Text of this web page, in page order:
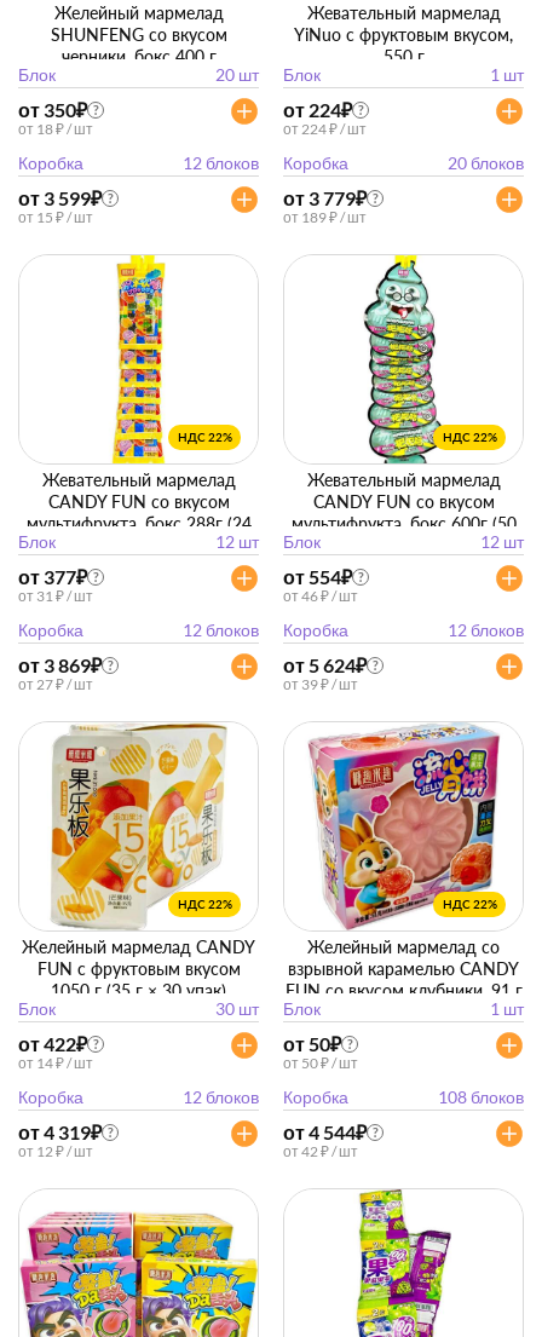
Желейный мармелад
SHUNFENG со вкусом
черники, бокс 400 г
Блок 20 шт
от 350₽ ?
от 18 ₽ / шт
Коробка 12 блоков
от 3 599₽ ?
от 15 ₽ / шт
Жевательный мармелад
YiNuo с фруктовым вкусом,
550 г
Блок
1 шт
от 224₽ ?
от 224 ₽ / шт
Коробка 20 блоков
от 3 779₽ ?
от 189 ₽ / шт
НДС 22%
Жевательный мармелад
CANDY FUN со вкусом
мультифрукта, бокс 288г (24
Блок 12 шт
от 377₽ ?
от 31 ₽ / шт
Коробка 12 блоков
от 3 869₽ ?
от 27 ₽ / шт
НДС 22%
Жевательный мармелад
CANDY FUN со вкусом
мультифрукта, бокс 600г (50
Блок 12 шт
от 554₽ ?
от 46 ₽ / шт
Коробка 12 блоков
от 5 624₽ ?
от 39 ₽ / шт
НДС 22%
Желейный мармелад CANDY
FUN с фруктовым вкусом
1050 г (35 г × 30 упак)
Блок
30 шт
от 422₽ ?
от 14 ₽ / шт
Коробка 12 блоков
от 4 319₽ ?
от 12 ₽ / шт
НДС 22%
Желейный мармелад со
взрывной карамелью CANDY
FUN со вкусом клубники, 91 г
Блок
1 шт
от 50₽ ?
от 50 ₽ / шт
Коробка 108 блоков
от 4 544₽ ?
от 42 ₽ / шт